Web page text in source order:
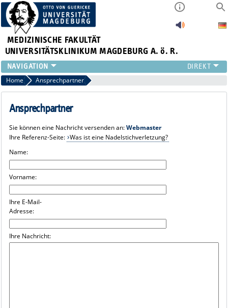
MEDIZINISCHE FAKULTÄT
UNIVERSITÄTSKLINIKUM MAGDEBURG A. ö. R.
INSTITUTE
KLINIKEN
ZENTRALE EINRICHTUNGEN
PRESSE
INTERNATIONAL
INTRANET
Home Ansprechpartner
Ansprechpartner
Sie können eine Nachricht versenden an:Webmaster
Ihre Referenz-Seite: Was ist eine Nadelstichverletzung?
Name:
Vorname:
Ihre E-Mail-
Adresse:
Ihre Nachricht: